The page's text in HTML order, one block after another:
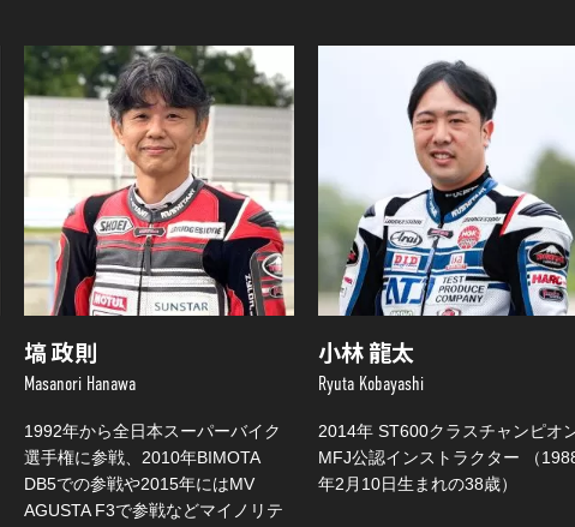
塙 政則
Masanori Hanawa
1992年から全日本スーパーバイク
選手権に参戦、2010年BIMOTA
DB5での参戦や2015年にはMV
AGUSTA F3で参戦などマイノリテ
小林 龍太
Ryuta Kobayashi
2014年 ST600クラスチャンピオ
MFJ公認インストラクター （
年2月10日生まれの38歳）